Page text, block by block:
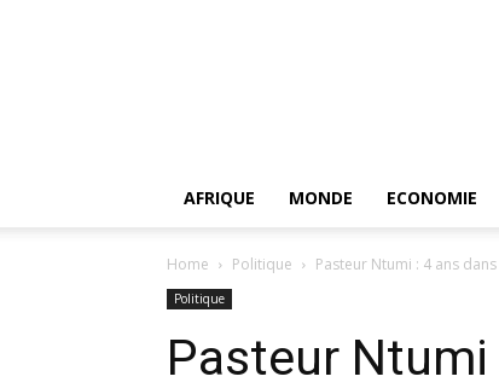
AFRIQUE MONDE ECONOMIE
Home Politique Pasteur Ntumi : 4 ans
Politique
Pasteur